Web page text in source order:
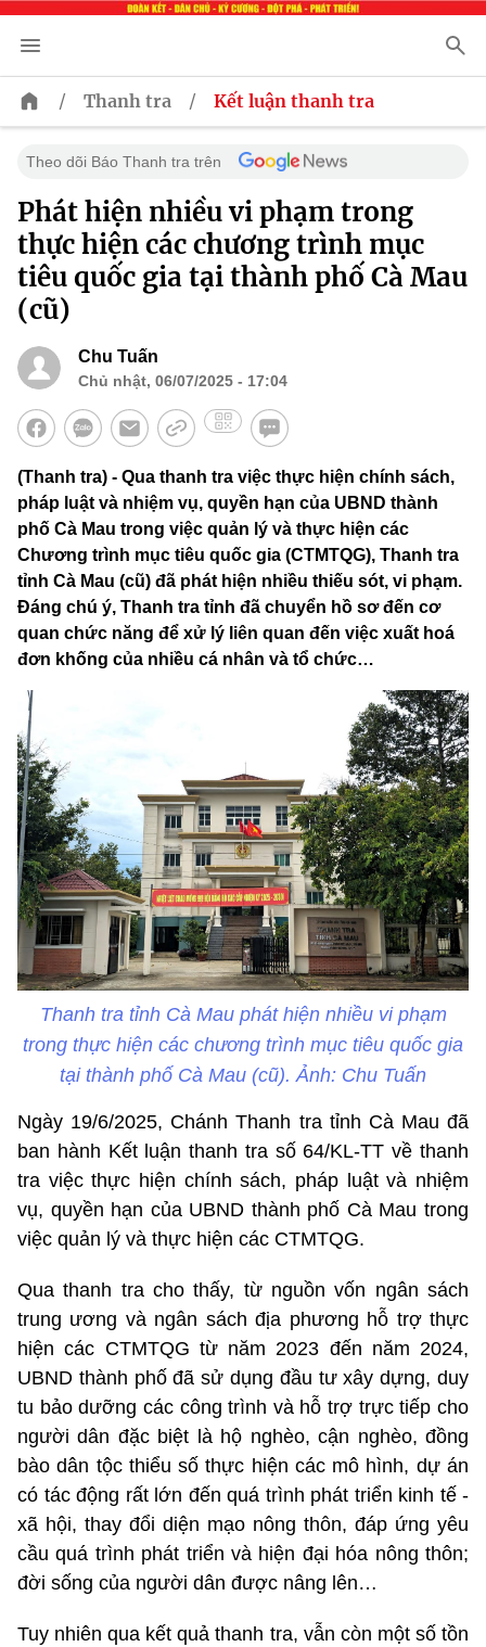
/ Thanh tra / Kết luận thanh tra
Theo dõi Báo Thanh tra trên
Phát hiện nhiều vi phạm trong
thực hiện các chương trình mục
tiêu quốc gia tại thành phố Cà Mau
(cũ)
Chu Tuấn
Chủ nhật, 06/07/2025 - 17:04
(Thanh tra) - Qua thanh tra việc thực hiện chính sách,
pháp luật và nhiệm vụ, quyền hạn của UBND thành
phố Cà Mau trong việc quản lý và thực hiện các
Chương trình mục tiêu quốc gia (CTMTQG), Thanh tra
tỉnh Cà Mau (cũ) đã phát hiện nhiều thiếu sót, vi phạm.
Đáng chú ý, Thanh tra tỉnh đã chuyển hồ sơ đến cơ
quan chức năng để xử lý liên quan đến việc xuất hoá
đơn khống của nhiều cá nhân và tổ chức…
Thanh tra tỉnh Cà Mau phát hiện nhiều vi phạm
trong thực hiện các chương trình mục tiêu quốc gia
tại thành phố Cà Mau (cũ). Ảnh: Chu Tuấn
Ngày 19/6/2025, Chánh Thanh tra tỉnh Cà Mau đã
ban hành Kết luận thanh tra số 64/KL-TT về thanh
tra việc thực hiện chính sách, pháp luật và nhiệm
vụ, quyền hạn của UBND thành phố Cà Mau trong
việc quản lý và thực hiện các CTMTQG.
Qua thanh tra cho thấy, từ nguồn vốn ngân sách
trung ương và ngân sách địa phương hỗ trợ thực
hiện các CTMTQG từ năm 2023 đến năm 2024,
UBND thành phố đã sử dụng đầu tư xây dựng, duy
tu bảo dưỡng các công trình và hỗ trợ trực tiếp cho
người dân đặc biệt là hộ nghèo, cận nghèo, đồng
bào dân tộc thiểu số thực hiện các mô hình, dự án
có tác động rất lớn đến quá trình phát triển kinh tế -
xã hội, thay đổi diện mạo nông thôn, đáp ứng yêu
cầu quá trình phát triển và hiện đại hóa nông thôn;
đời sống của người dân được nâng lên…
Tuy nhiên qua kết quả thanh tra, vẫn còn một số tồn